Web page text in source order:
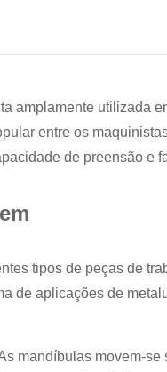
amplamente utilizada
entre os
de preensão e
tipos de peças de
de aplicações de
mandíbulas movem-se